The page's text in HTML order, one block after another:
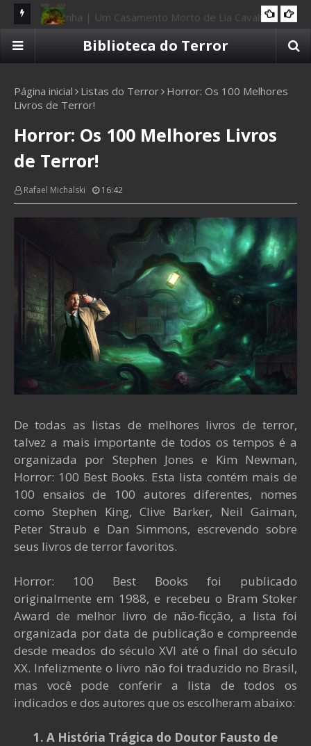
10 CAVEIRAS
Biblioteca do Terror
Página inicial Listas do Terror Horror: Os 100 Melhores
Livros de Terror!
Horror: Os 100 Melhores Livros
de Terror!
Rafael Michalski 16:42
De todas as listas de melhores livros de terror,
talvez a mais importante de todos os tempos é a
organizada por Stephen Jones e Kim Newman,
Horror: 100 Best Books. Esta lista contém mais de
100 ensaios de 100 autores diferentes, nomes
como Stephen King, Clive Barker, Neil Gaiman,
Peter Straub e Dan Simmons, escrevendo sobre
seus livros de terror favoritos.
Horror: 100 Best Books foi publicado
originalmente em 1988, e recebeu o Bram Stoker
Award de melhor livro de não-ficção, a lista foi
organizada por data de publicação e compreende
desde meados do século XVI até o final do século
XX. Infelizmente o livro não foi traduzido no Brasil,
mas você pode conferir a lista de todos os
indicados e dos autores que os escolheram abaixo:
1. A História Trágica do Doutor Fausto de